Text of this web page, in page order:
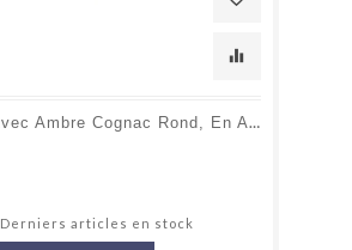
equalizer
Pendentif Avec Ambre Cognac Rond, En Argent Rhodié 925, Hauteur 2 Cm
Derniers articles en stock